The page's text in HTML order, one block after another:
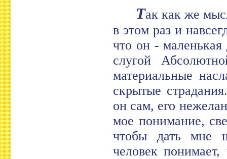
Так как же
в этом раз и
что он - маленькая
слугой
материальные
скрытые
он сам, его
мое понимание,
чтобы дать мне
человек